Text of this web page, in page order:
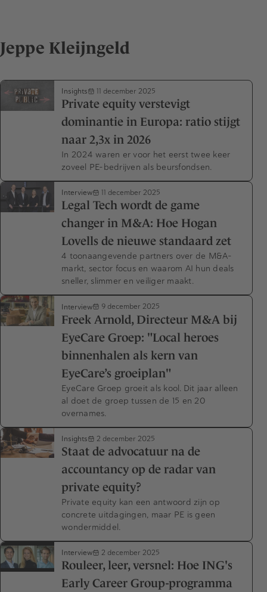
Jeppe Kleijngeld
Insights 11 december 2025
Private equity verstevigt
dominantie in Europa: ratio stijgt
naar 2,3x in 2026
In 2024 waren er voor het eerst twee keer
zoveel PE-bedrijven als beursfondsen.
Interview 11 december 2025
Legal Tech wordt de game
changer in M&A: Hoe Hogan
Lovells de nieuwe standaard zet
4 toonaangevende partners over de M&A-
markt, sector focus en waarom AI hun deals
sneller, slimmer en veiliger maakt.
Interview 9 december 2025
Freek Arnold, Directeur M&A bij
EyeCare Groep: "Local heroes
binnenhalen als kern van
EyeCare’s groeiplan"
EyeCare Groep groeit als kool. Dit jaar alleen
al doet de groep tussen de 15 en 20
overnames.
Insights 2 december 2025
Staat de advocatuur na de
accountancy op de radar van
private equity?
Private equity kan een antwoord zijn op
concrete uitdagingen, maar PE is geen
wondermiddel.
Interview 2 december 2025
Rouleer, leer, versnel: Hoe ING's
Early Career Group-programma